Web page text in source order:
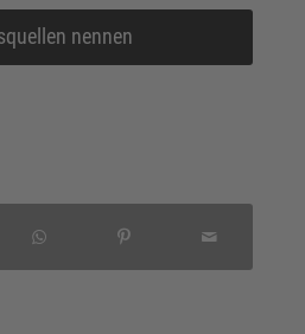
nennen